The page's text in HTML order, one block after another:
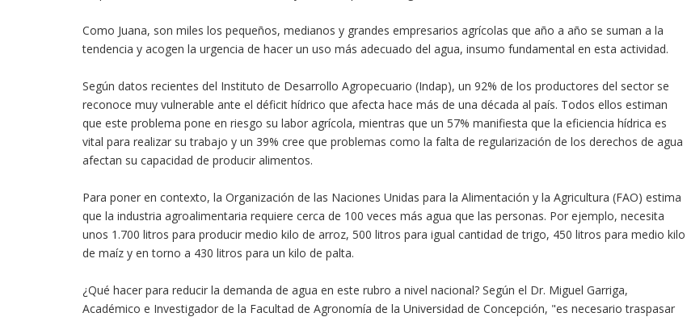
Como Juana, son miles los pequeños, medianos y grandes empresarios agrícolas que año a año se suman a la
tendencia y acogen la urgencia de hacer un uso más adecuado del agua, insumo fundamental en esta actividad.
Según datos recientes del Instituto de Desarrollo Agropecuario (Indap), un 92% de los productores del sector se
reconoce muy vulnerable ante el déficit hídrico que afecta hace más de una década al país. Todos ellos estiman
que este problema pone en riesgo su labor agrícola, mientras que un 57% manifiesta que la eficiencia hídrica es
vital para realizar su trabajo y un 39% cree que problemas como la falta de regularización de los derechos de agua
afectan su capacidad de producir alimentos.
Para poner en contexto, la Organización de las Naciones Unidas para la Alimentación y la Agricultura (FAO) estima
que la industria agroalimentaria requiere cerca de 100 veces más agua que las personas. Por ejemplo, necesita
unos 1.700 litros para producir medio kilo de arroz, 500 litros para igual cantidad de trigo, 450 litros para medio kilo
de maíz y en torno a 430 litros para un kilo de palta.
¿Qué hacer para reducir la demanda de agua en este rubro a nivel nacional? Según el Dr. Miguel Garriga,
Académico e Investigador de la Facultad de Agronomía de la Universidad de Concepción, "es necesario traspasar